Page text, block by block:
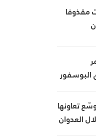
مقذوفا
البوسفور
تعاونها
العدوان